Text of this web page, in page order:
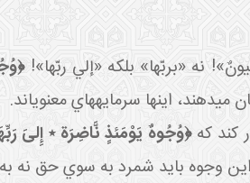
نه «بربّها» بلکه «إلي ربّها»!
دهند، اينها سرمايه هاي معنوي اند.
کند که﴿وُجُوهٌ يَوْمَئذٍ نَّاضِرَة ٭ إِلىَ‏
وجوه بايد شمرد به سوي حق نه